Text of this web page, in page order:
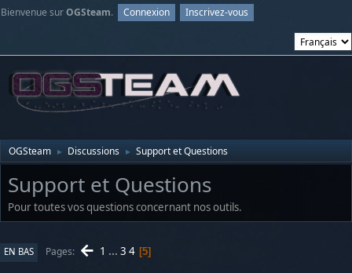
Bienvenue surOGSteam. Connexion Inscrivez-vous
OGSteam ► Discussions ► Support et Questions
Support et Questions
Pour toutes vos questions concernant nos outils.
EN BAS Pages 1 ... 3 4 5